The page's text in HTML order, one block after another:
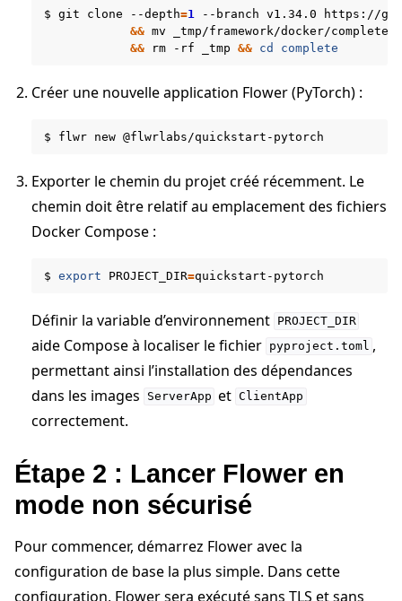
navigation of Simulate
navigation of Deploy
navigation of Exécuter Flower à l’aide de Docker
$ git clone --depth=1 --branch v1.34.0
https://
&& mv _tmp/framework/docker/complete
&&
rm -rf _tmp && cd complete
Créer une nouvelle application Flower (PyTorch) :
$ flwr new
Exporter le chemin du projet créé récemment. Le
chemin doit être relatif au emplacement des fichiers
Docker Compose :
$ export PROJECT_DIR=
Définir la variable d’environnement PROJECT_DIR
aide Compose à localiser le fichier pyproject.toml ,
permettant ainsi l’installation des dépendances
dans les images
ServerApp et ClientApp
correctement.
Étape 2 : Lancer Flower en
mode non sécurisé
Pour commencer, démarrez Flower avec la
configuration de base la plus simple. Dans cette
configuration, Flower sera exécuté sans TLS et sans